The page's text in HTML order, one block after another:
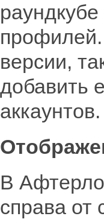
версии,
добавить
аккаунтов.
В
справа от